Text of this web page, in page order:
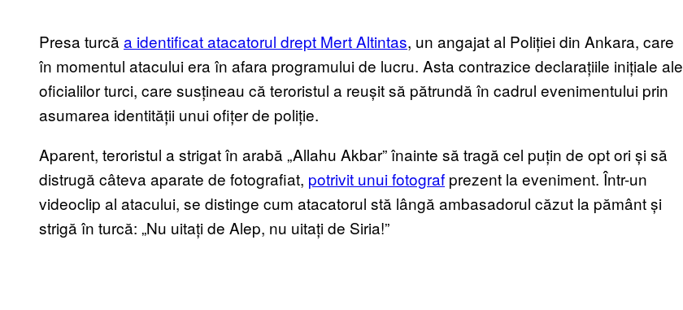
Presa turcă a identificat atacatorul drept Mert Altintas, un angajat al Poliției din Ankara, care
în momentul atacului era în afara programului de lucru. Asta contrazice declarațiile inițiale ale
oficialilor turci, care susțineau că teroristul a reușit să pătrundă în cadrul evenimentului prin
asumarea identității unui ofițer de poliție.
Aparent, teroristul a strigat în arabă „Allahu Akbar” înainte să tragă cel puțin de opt ori și să
distrugă câteva aparate de fotografiat, potrivit unui fotograf prezent la eveniment. Într-un
videoclip al atacului, se distinge cum atacatorul stă lângă ambasadorul căzut la pământ și
strigă în turcă: „Nu uitați de Alep, nu uitați de Siria!”